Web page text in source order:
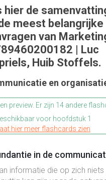
hier de
meest belangrijke
van
| Luc
Huib Stoffels.
en
preview. Er zijn 14 andere
voor hoofdstuk 1
Laat hier meer flashcards zien
in de
informatie die op zich niets